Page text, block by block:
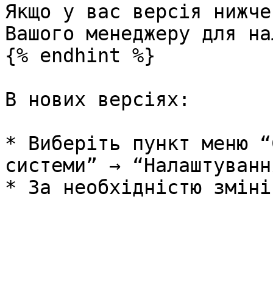
Якщо у вас версія
Вашого менеджеру для
{% endhint %}
В нових версіях:
* Виберіть пункт меню
системи” →